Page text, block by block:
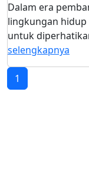
Dalam era
lingkungan hidup
untuk
selengkapnya
1